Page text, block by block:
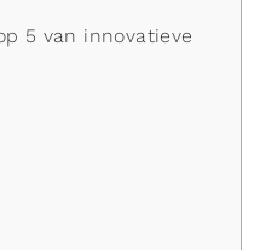
5 van innovatieve